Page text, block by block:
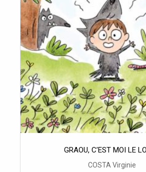
GRAOU, C’EST MOI LE
COSTA Virginie